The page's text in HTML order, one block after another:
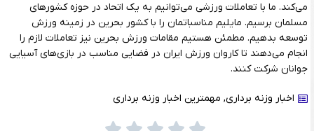
می‌کند. ما با تعاملات ورزشی می‌توانیم به یک اتحاد در حوزه کشورهای
مسلمان برسیم. مایلیم مناسباتمان را با کشور بحرین در زمینه ورزش
توسعه بدهیم. مطمئن هستیم مقامات ورزش بحرین نیز تعاملات لازم را
انجام ‌می‌دهند تا کاروان ورزش ایران در فضایی مناسب در بازی‌های آسیایی
جوانان شرکت کنند.
اخبار وزنه برداری, مهمترین اخبار وزنه برداری